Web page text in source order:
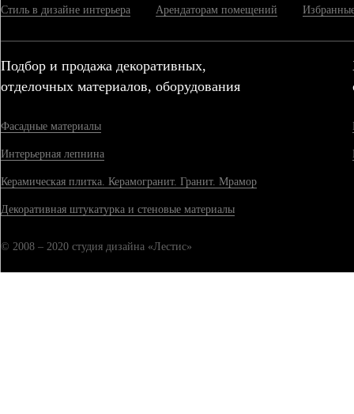
Стиль в дизайне интерьера Арендаторам помещений
Подбор и продажа декоративных,
отделочных материалов, оборудования
Фасадные материалы
Интерьерная лепнина
Керамическая плитка. Керамогранит. Гранит. Мрамор
Декоративная штукатурка и стеновые материалы
© 2008 – 2020 студия дизайна «Лестис»